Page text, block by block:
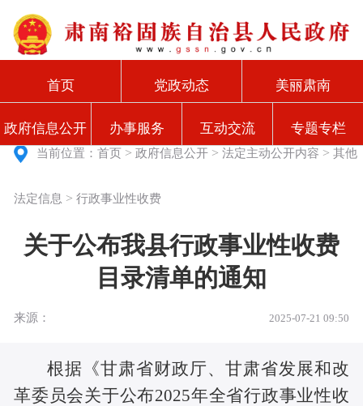
首页 党政动态 美丽肃南
政府信息公开 办事服务 互动交流 专题专栏
当前位置：首页 >政府信息公开 >法定主动公开内容 >其他
法定信息 >行政事业性收费
关于公布我县行政事业性收费
目录清单的通知
来源： 2025-07-21 09:50
根据《甘肃省财政厅、甘肃省发展和改
革委员会关于公布2025年全省行政事业性收